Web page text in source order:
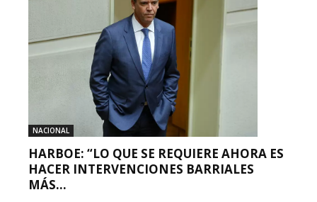
NACIONAL
HARBOE: “LO QUE SE REQUIERE AHORA ES
HACER INTERVENCIONES BARRIALES
MÁS...